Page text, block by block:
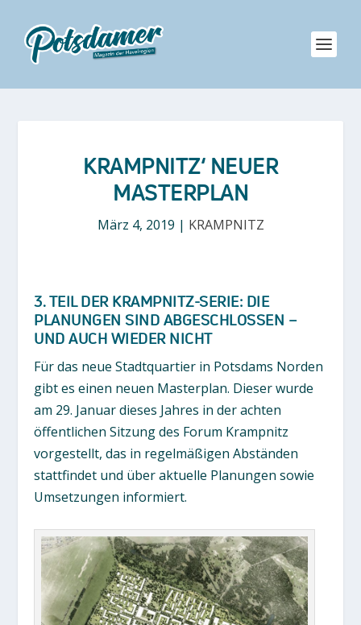
KRAMPNITZ‘ NEUER
MASTERPLAN
März 4, 2019 | KRAMPNITZ
3. TEIL DER KRAMPNITZ-SERIE: DIE
PLANUNGEN SIND ABGESCHLOSSEN –
UND AUCH WIEDER NICHT
Für das neue Stadtquartier in Potsdams Norden
gibt es einen neuen Masterplan. Dieser wurde
am 29. Januar dieses Jahres in der achten
öffentlichen Sitzung des Forum Krampnitz
vorgestellt, das in regelmäßigen Abständen
stattfindet und über aktuelle Planungen sowie
Umsetzungen informiert.